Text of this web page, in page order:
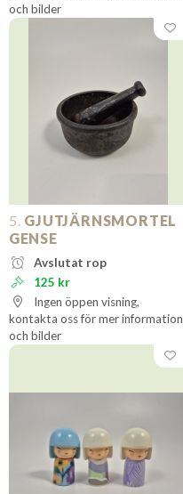
och bilder
5. GJUTJÄRNSMORTEL
GENSE
Avslutat rop
125 kr
Ingen öppen visning,
kontakta oss för mer information
och bilder